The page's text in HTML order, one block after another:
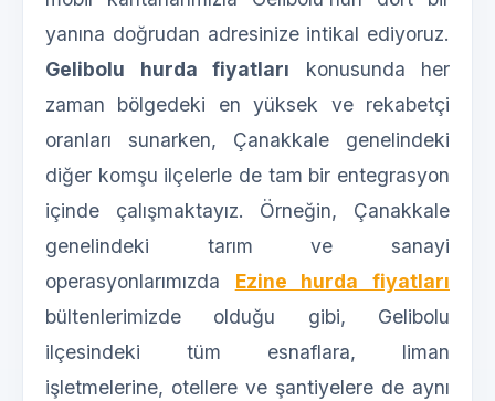
yanına doğrudan adresinize intikal ediyoruz.
Gelibolu hurda fiyatları konusunda her
zaman bölgedeki en yüksek ve rekabetçi
oranları sunarken, Çanakkale genelindeki
diğer komşu ilçelerle de tam bir entegrasyon
içinde çalışmaktayız. Örneğin, Çanakkale
genelindeki tarım ve sanayi
operasyonlarımızda Ezine hurda fiyatları
bültenlerimizde olduğu gibi, Gelibolu
ilçesindeki tüm esnaflara, liman
işletmelerine, otellere ve şantiyelere de aynı